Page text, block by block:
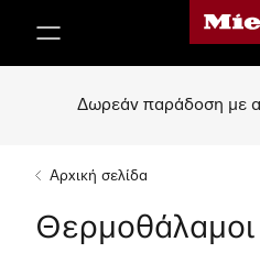
Αρχική
Δωρεάν παράδοση με
Αρχική σελίδα